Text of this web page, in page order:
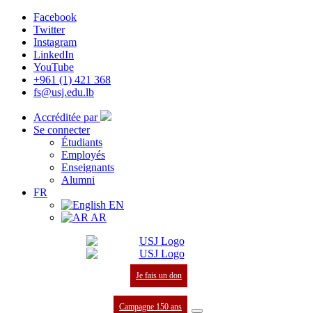
Facebook
Twitter
Instagram
LinkedIn
YouTube
+961 (1) 421 368
fs@usj.edu.lb
Accréditée par
Se connecter
Étudiants
Employés
Enseignants
Alumni
FR
EN
AR
Je fais un don
Campagne 150 ans